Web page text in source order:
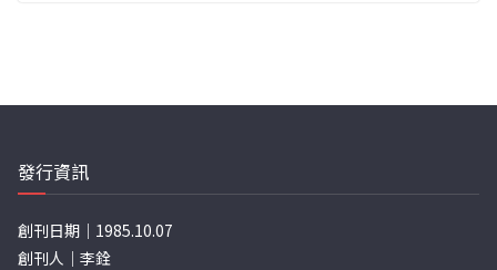
發行資訊
創刊日期｜1985.10.07
創刊人｜李銓